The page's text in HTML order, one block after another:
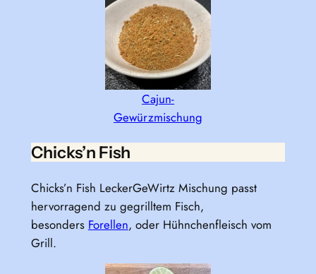
Cajun-
Gewürzmischung
Chicks’n Fish
Chicks’n Fish LeckerGeWirtz Mischung passt
hervorragend zu gegrilltem Fisch,
besonders Forellen, oder Hühnchenfleisch vom
Grill.